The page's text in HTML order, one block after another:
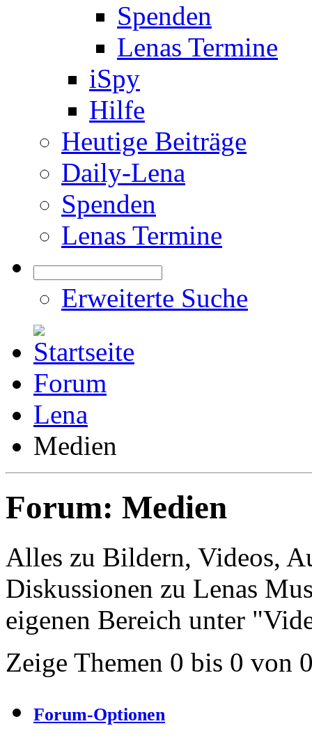
Spenden
Lenas Termine
iSpy
Hilfe
Heutige Beiträge
Daily-Lena
Spenden
Lenas Termine
Erweiterte Suche
Forum
Lena
Medien
Forum: Medien
Alles zu Bildern, Videos,
Diskussionen zu Lenas
eigenen Bereich unter
Zeige Themen 0 bis 0 von
Forum-Optionen